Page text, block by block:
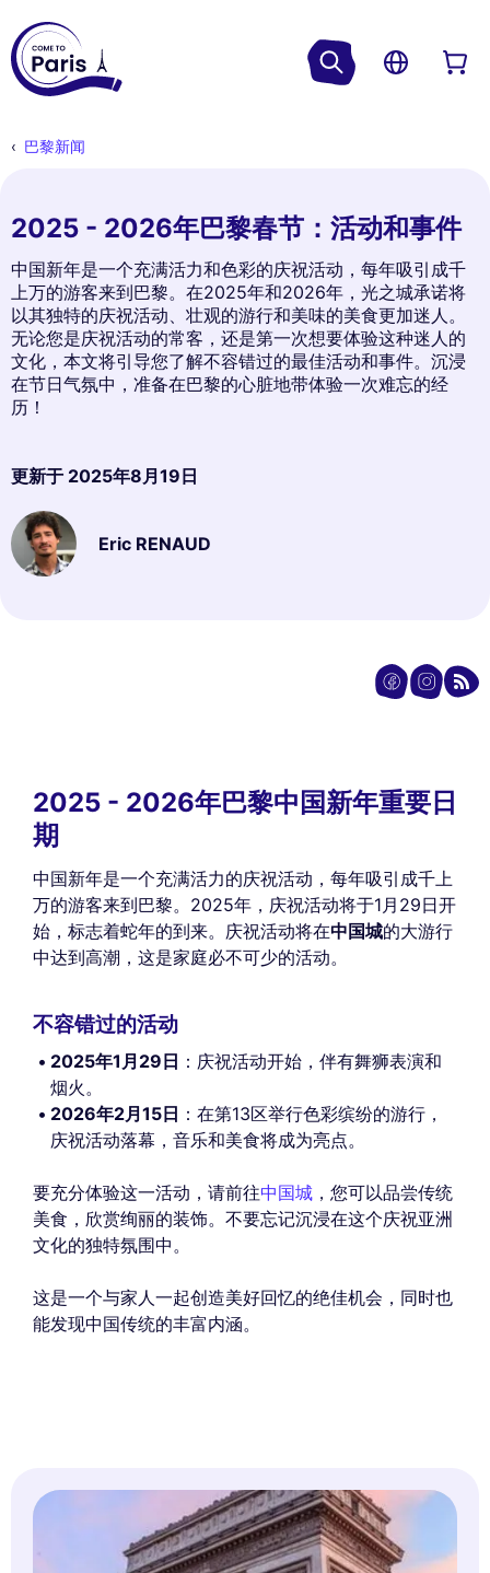
巴黎新闻
2025 - 2026年巴黎春节：活动和事件
中国新年是一个充满活力和色彩的庆祝活动，每年吸引成千
上万的游客来到巴黎。在2025年和2026年，光之城承诺将
以其独特的庆祝活动、壮观的游行和美味的美食更加迷人。
无论您是庆祝活动的常客，还是第一次想要体验这种迷人的
文化，本文将引导您了解不容错过的最佳活动和事件。沉浸
在节日气氛中，准备在巴黎的心脏地带体验一次难忘的经
历！
更新于 2025年8月19日
Eric RENAUD
2025 - 2026年巴黎中国新年重要日
期
中国新年是一个充满活力的庆祝活动，每年吸引成千上
万的游客来到巴黎。2025年，庆祝活动将于1月29日开
始，标志着蛇年的到来。庆祝活动将在中国城的大游行
中达到高潮，这是家庭必不可少的活动。
不容错过的活动
2025年1月29日 ：庆祝活动开始，伴有舞狮表演和
烟火。
2026年2月15日 ：在第13区举行色彩缤纷的游行，
庆祝活动落幕，音乐和美食将成为亮点。
要充分体验这一活动，请前往中国城 ，您可以品尝传统
美食，欣赏绚丽的装饰。不要忘记沉浸在这个庆祝亚洲
文化的独特氛围中。
这是一个与家人一起创造美好回忆的绝佳机会，同时也
能发现中国传统的丰富内涵。